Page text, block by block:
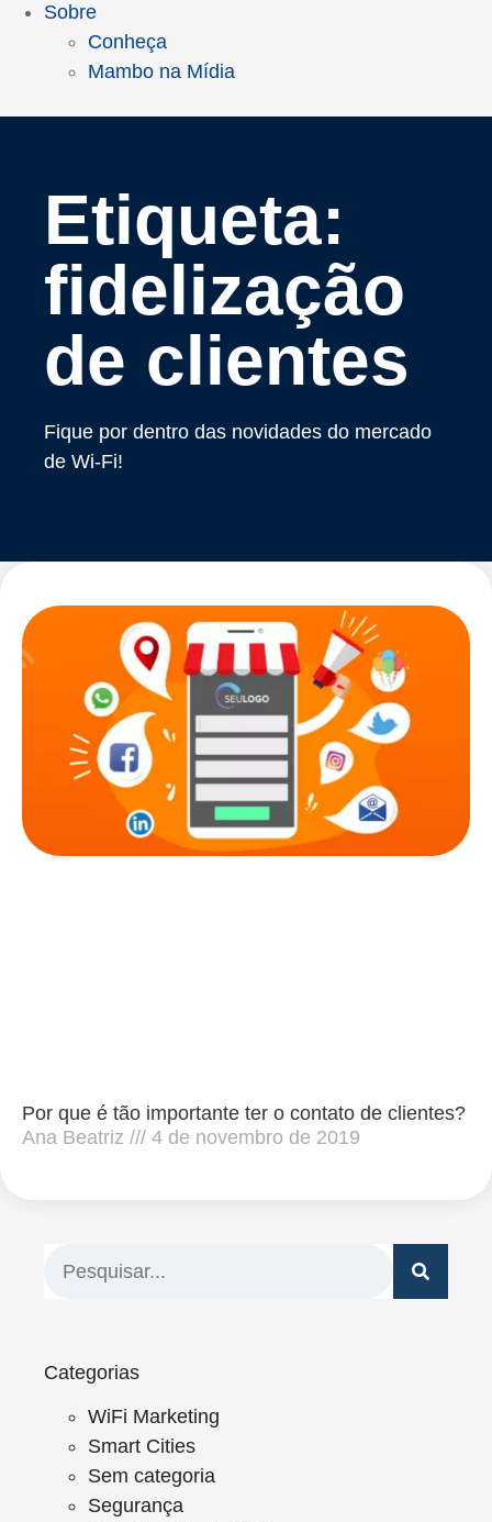
Sobre
Conheça
Mambo na Mídia
Etiqueta:
fidelização
de clientes
Fique por dentro das novidades do mercado
de Wi-Fi!
Por que é tão importante ter o contato de clientes?
Ana Beatriz
4 de novembro de 2019
Categorias
WiFi Marketing
Smart Cities
Sem categoria
Segurança